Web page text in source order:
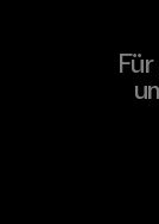
Ltd. -